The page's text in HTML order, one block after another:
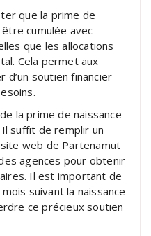
que la prime de
cumulée avec
que les allocations
Cela permet aux
d’un soutien financier
la prime de naissance
Il suffit de remplir un
web de Partenamut
agences pour obtenir
Il est important de
suivant la naissance
ce précieux soutien